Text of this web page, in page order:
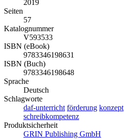
2019
Seiten
57
Katalognummer
V593533
ISBN (eBook)
9783346198631
ISBN (Buch)
9783346198648
Sprache
Deutsch
Schlagworte
daf-unterricht förderung konzept
schreibkompetenz
Produktsicherheit
GRIN Publishing GmbH